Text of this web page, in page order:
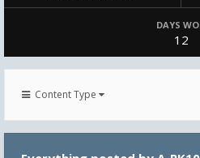
DAYS
12
Content Type